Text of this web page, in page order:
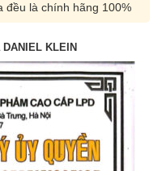
đều là chính hãng 100%
KLEIN